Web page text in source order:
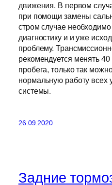
движения. В первом
при помощи замены
стром случае
диагностику и и уже
проблему.
рекомендуется менять
пробега, только так
нормальную работу всех
системы.
26.09.2020
Задние